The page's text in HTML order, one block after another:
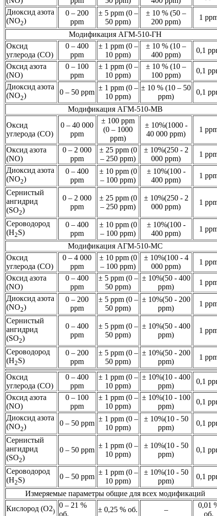
Диоксид азота
(NO2)
0 – 200
ppm
± 5 ppm (0 –
50 ppm)
± 10 % (50 –
200 ppm)
1
Модификация АГМ-510-ГН
Оксид
углерода (CO)
0 – 400
ppm
± 1 ppm (0 –
10 ppm)
± 10 % (10 –
400 ppm)
0,1
Оксид азота
(NO)
0 – 100
ppm
± 1 ppm (0 –
10 ppm)
± 10 % (10 –
100 ppm)
0,1
Диоксид азота
(NO2) 0 – 50 ppm
± 1 ppm (0 –
10 ppm)
± 10 % (10 – 50
ppm)
0,1
Модификация АГМ-510-МВ
Оксид
углерода (CO)
0 – 40 000
ppm
± 100 ppm
(0 – 1000
ppm)
± 10%(1000 -
40 000 ppm)
1
Оксид азота
(NO)
0 – 2 000
ppm
± 25 ppm (0
– 250 ppm)
± 10%(250 - 2
000 ppm)
1
Диоксид азота
(NO2)
0 – 400
ppm
± 10 ppm (0
– 100 ppm)
± 10%(100 -
400 ppm)
1
Сернистый
ангидрид
(SO2)
0 – 2 000
ppm
± 25 ppm (0
– 250 ppm)
± 10%(250 - 2
000 ppm)
1
Сероводород
(H2S)
0 – 400
ppm
± 10 ppm (0
– 100 ppm)
± 10%(100 -
400 ppm)
1
Модификация АГМ-510-МС
Оксид
углерода (CO)
0 – 4 000
ppm
± 10 ppm (0
– 100 ppm)
± 10%(100 - 4
000 ppm)
1
Оксид азота
(NO)
0 – 400
ppm
± 5 ppm (0 –
50 ppm)
± 10%(50 - 400
ppm)
1
Диоксид азота
(NO2)
0 – 200
ppm
± 5 ppm (0 –
50 ppm)
± 10%(50 - 200
ppm)
1
Сернистый
ангидрид
(SO2)
0 – 400
ppm
± 5 ppm (0 –
50 ppm)
± 10%(50 - 400
ppm)
1
Сероводород
(H2S)
0 – 200
ppm
± 5 ppm (0 –
50 ppm)
± 10%(50 - 200
ppm)
1
Оксид
углерода (CO)
0 – 400
ppm
± 1 ppm (0 –
10 ppm)
± 10%(10 - 400
ppm)
0,1
Оксид азота
(NO)
0 – 100
ppm
± 1 ppm (0 –
10 ppm)
± 10%(10 - 100
ppm)
0,1
Диоксид азота
(NO2) 0 – 50 ppm
± 1 ppm (0 –
10 ppm)
± 10%(10 - 50
ppm)
0,1
Сернистый
ангидрид
(SO2)
0 – 50 ppm
± 1 ppm (0 –
10 ppm)
± 10%(10 - 50
ppm)
0,1
Сероводород
(H2S) 0 – 50 ppm
± 1 ppm (0 –
10 ppm)
± 10%(10 - 50
ppm)
0,1
Измеряемые параметры общие для всех модификаций
Кислород (O2)
0 – 21 %
об.
± 0,25 % об. –
0,01
об.